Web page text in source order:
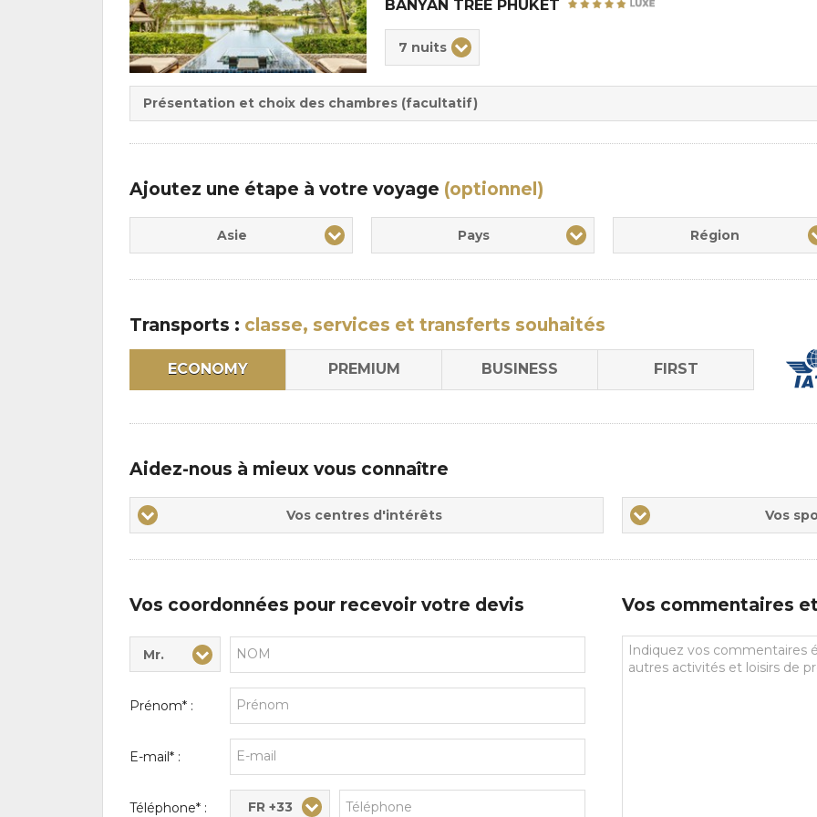
BANYAN TREE PHUKET
pension
:
:
7 nuits
Présentation et choix des chambres (facultatif)
Ajoutez une étape à votre voyage (optionnel)
Asie Pays Région
Transports : classe, services et transferts souhaités
ECONOMY PREMIUM BUSINESS FIRST
Aidez-nous à mieux vous connaître
Vos
centres
Vos centres d'intérêts
Vos
sports
Vos
Vos coordonnées pour recevoir votre devis
Civilité* :
Mr.
Nom* :
Prénom* :
E-mail* :
Téléphone* : FR +33
Vos commentaires
Vos
commentaires